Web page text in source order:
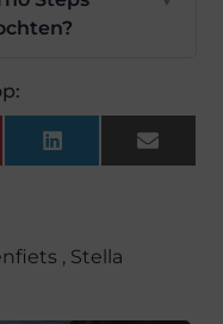
LinkedIn Email
, Stella